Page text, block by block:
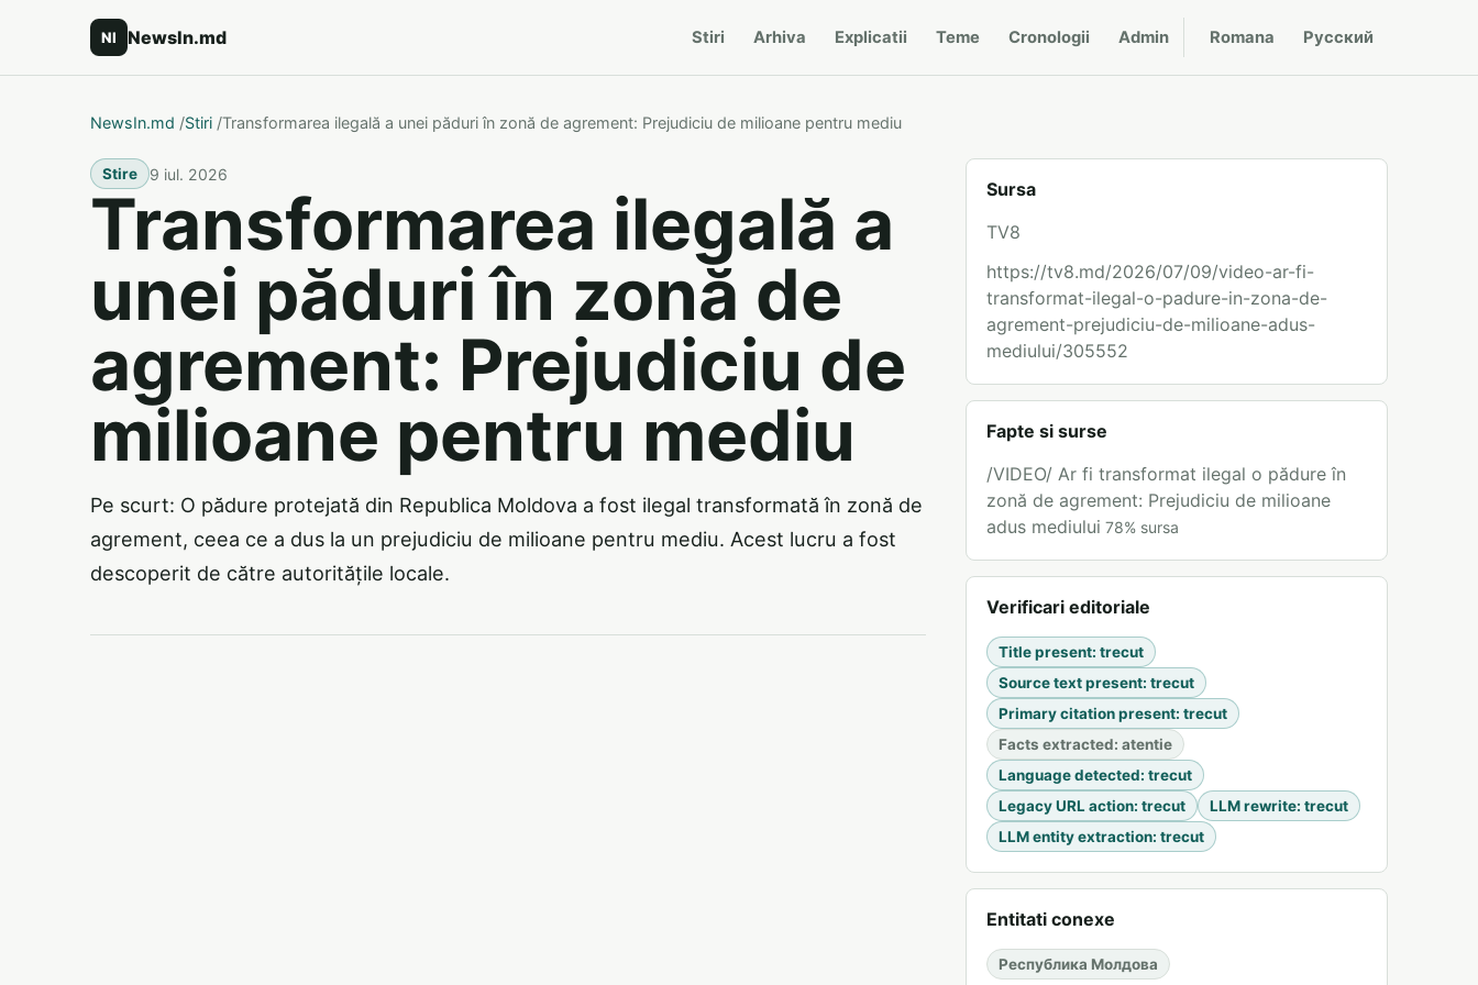
NI NewsIn.md Stiri Arhiva Explicatii Teme Cronologii Admin Romana Русский
NewsIn.md /Stiri /Transformarea ilegală a unei păduri în zonă de agrement: Prejudiciu de milioane pentru mediu
Stire 9 iul. 2026
Transformarea ilegală a
unei păduri în zonă de
agrement: Prejudiciu de
milioane pentru mediu
Pe scurt: O pădure protejată din Republica Moldova a fost ilegal transformată în zonă de
agrement, ceea ce a dus la un prejudiciu de milioane pentru mediu. Acest lucru a fost
descoperit de către autoritățile locale.
Sursa
TV8
https://tv8.md/2026/07/09/video-ar-fi-
transformat-ilegal-o-padure-in-zona-de-
agrement-prejudiciu-de-milioane-adus-
mediului/305552
Fapte si surse
/VIDEO/ Ar fi transformat ilegal o pădure în
zonă de agrement: Prejudiciu de milioane
adus mediului 78% sursa
Verificari editoriale
Title present: trecut
Source text present: trecut
Primary citation present: trecut
Facts extracted: atentie
Language detected: trecut
Legacy URL action: trecut LLM rewrite: trecut
LLM entity extraction: trecut
Entitati conexe
Республика Молдова